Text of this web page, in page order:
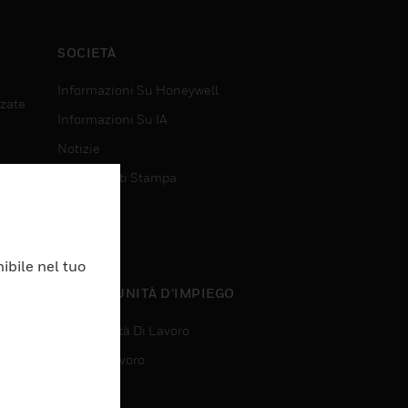
SOCIETÀ
Informazioni Su Honeywell
Informazioni Su IA
Notizie
Comunicati Stampa
OPPORTUNITÀ D’IMPIEGO
Opportunità Di Lavoro
Ricerca Lavoro
nel tuo